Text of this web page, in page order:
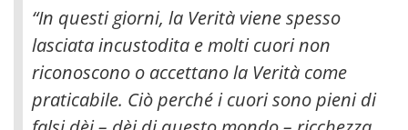
“In questi giorni, la Verità viene spesso
lasciata incustodita e molti cuori non
riconoscono o accettano la Verità come
praticabile. Ciò perché i cuori sono pieni di